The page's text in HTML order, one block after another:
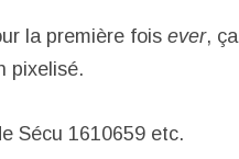
la première fois ever, ça
pixelisé.
Sécu 1610659 etc.